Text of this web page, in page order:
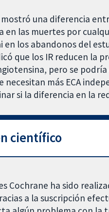
una diferencia
las muertes por
en los abandonos del
que los IR reducen la
pero se podría
necesitan más ECA
si la diferencia en la
científico
Cochrane ha sido
a la suscripción